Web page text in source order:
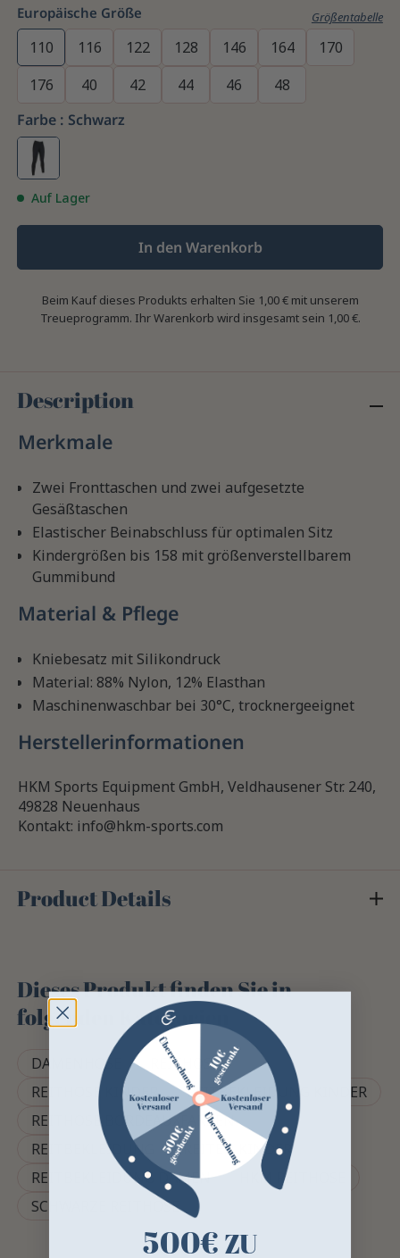
Europäische Größe Größentabelle
110 116 122 128 146 164
170
176
40 42 44 46
48
Farbe : Schwarz
Auf Lager
In den Warenkorb
Beim Kauf dieses Produkts erhalten Sie 1,00 €mit unserem
Treueprogramm. Ihr Warenkorb wird insgesamt sein 1,00 €.
Description
Merkmale
Zwei Fronttaschen und zwei aufgesetzte
Gesäßtaschen
Elastischer Beinabschluss für optimalen Sitz
Kindergrößen bis 158 mit größenverstellbarem
Gummibund
Material & Pflege
Kniebesatz mit Silikondruck
Material: 88% Nylon, 12% Elasthan
Maschinenwaschbar bei 30°C, trocknergeeignet
Herstellerinformationen
HKM Sports Equipment GmbH, Veldhausener Str. 240,
49828 Neuenhaus
Kontakt: info@hkm-sports.com
Product Details
Dieses Produkt finden Sie in
folgenden Kategorien
DAMENHOSE
REITHOSEN
REITHOSE KINDER
REITBEKLEIDUNG KINDER
REITHOSE BORDEAUXFARBEN
REITBEKLEIDUNG
REITEN KINDER
REITBEKLEIDUNG DAMEN
HKM REITHOSE
SCHWARZE REITHOSE
500€ ZU